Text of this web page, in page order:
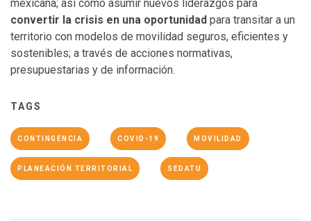
mexicana; así como asumir nuevos liderazgos para
convertir la crisis en una oportunidad para transitar a un
territorio con modelos de movilidad seguros, eficientes y
sostenibles; a través de acciones normativas,
presupuestarias y de información.
TAGS
CONTINGENCIA COVID-19 MOVILIDAD
PLANEACIÓN TERRITORIAL SEDATU